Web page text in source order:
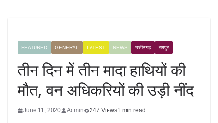
FEATURED GENERAL LATEST NEWS छत्तीसगढ़ रायपुर
तीन दिन में तीन मादा हाथियों की
मौत, वन अधिकरियों की उड़ी नींद
June 11, 2020 Admin 247 Views1 min read